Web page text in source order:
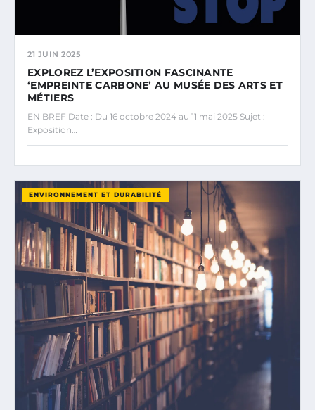
21 JUIN 2025
EXPLOREZ L’EXPOSITION FASCINANTE
‘EMPREINTE CARBONE’ AU MUSÉE DES ARTS ET
MÉTIERS
EN BREF Date : Du 16 octobre 2024 au 11 mai 2025 Sujet :
Exposition…
ENVIRONNEMENT ET DURABILITÉ